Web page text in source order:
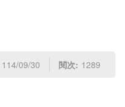
114/09/30 閱次: 1289